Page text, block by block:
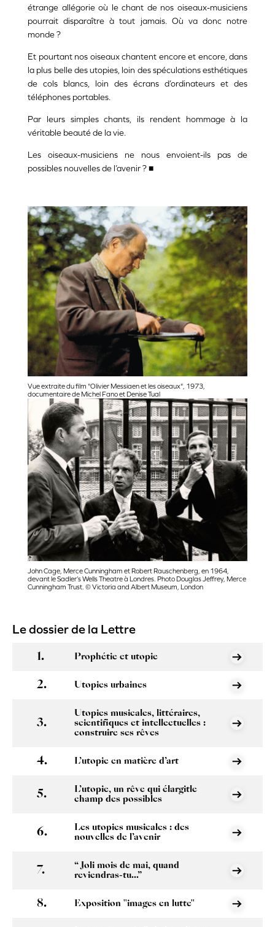
étrange allégorie où le chant de nos oiseaux-musiciens
pourrait disparaître à tout jamais. Où va donc notre
monde ?
Et pourtant nos oiseaux chantent encore et encore, dans
la plus belle des utopies, loin des spéculations esthétiques
de cols blancs, loin des écrans d’ordinateurs et des
téléphones portables.
Par leurs simples chants, ils rendent hommage à la
véritable beauté de la vie.
Les oiseaux-musiciens ne nous envoient-ils pas de
possibles nouvelles de l’avenir ? ■
Vue extraite du film "Olivier Messiaen et les oiseaux", 1973,
documentaire de Michel Fano et Denise Tual
John Cage, Merce Cunningham et Robert Rauschenberg, en 1964,
devant le Sadler’s Wells Theatre à Londres. Photo Douglas Jeffrey, Merce
Cunningham Trust. © Victoria and Albert Museum, London
Le dossier de la Lettre
Prophétie et utopie
Utopies urbaines
Utopies musicales, littéraires,
scientifiques et intellectuelles :
construire ses rêves
L’utopie en matière d’art
L’utopie, un rêve qui élargitle
champ des possibles
Les utopies musicales : des
nouvelles de l’avenir
“ Joli mois de mai, quand
reviendras-tu...”
Exposition "images en lutte"